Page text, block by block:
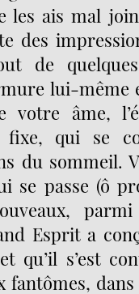
les ais mal
des
de
lui-même
âme,
fixe, qui se
du sommeil.
se passe (ô
parmi
Esprit a
qu’il s’est
fantômes,